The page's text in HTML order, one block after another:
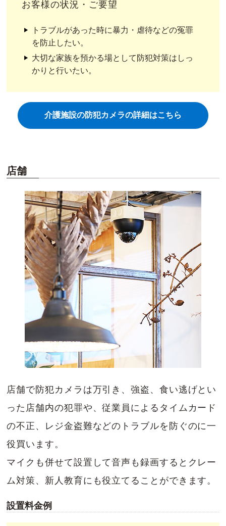
お客様の状況・ご要望
トラブルがあった時に暴力・虐待などの冤罪
を防止したい。
大切な家族を預かる場として防犯対策はしっ
かりと行いたい。
介護施設の防犯カメラの詳細はこちら
店舗
店舗で防犯カメラは万引き、強盗、食い逃げとい
った店舗内の犯罪や、従業員によるタイムカード
の不正、レジ金盗難などのトラブルを防ぐのに一
役買います。
マイクも併せて設置して音声も録画するとクレー
ム対策、新人教育にも役立てることができます。
設置料金例